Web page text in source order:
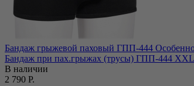
Бандаж грыжевой паховый ГПП-444
Бандаж при пах.грыжах (трусы) ГПП-444 ХXL
В наличии
2 790 Р.